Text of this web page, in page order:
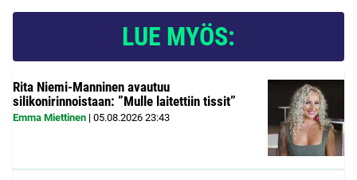
LUE MYÖS:
Rita Niemi-Manninen avautuu
silikonirinnoistaan: ”Mulle laitettiin tissit”
Emma Miettinen | 05.08.2026 23:43